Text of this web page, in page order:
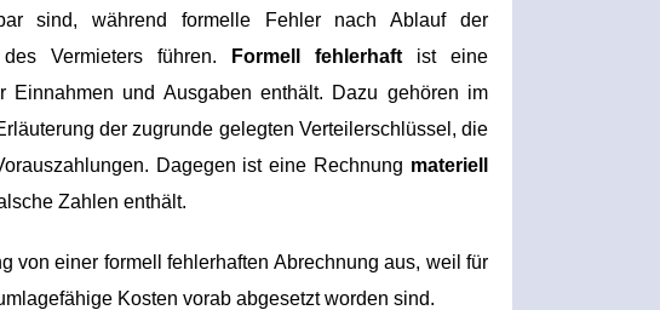
sind, während formelle Fehler nach Ablauf der
Vermieters führen.
Formell fehlerhaft ist eine
und Ausgaben enthält. Dazu gehören im
der zugrunde gelegten Verteilerschlüssel, die
Dagegen ist eine Rechnung materiell
Zahlen enthält.
von einer formell fehlerhaften Abrechnung aus, weil für
Kosten vorab abgesetzt worden sind.